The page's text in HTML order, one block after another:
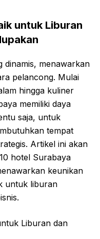
untuk Liburan
dinamis, menawarkan
pelancong. Mulai
hingga kuliner
memiliki daya
saja, untuk
tempat
Artikel ini akan
hotel Surabaya
keunikan
untuk liburan